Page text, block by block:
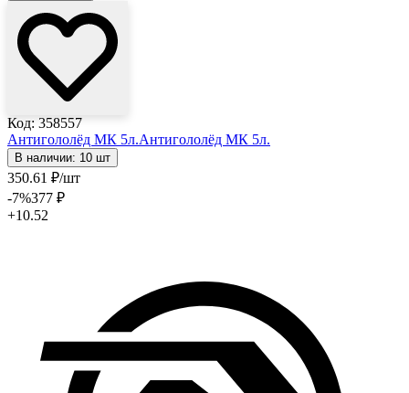
Код: 358557
Антигололёд МК 5л.Антигололёд МК 5л.
В наличии: 10 шт
350.61 ₽/шт
-7%377 ₽
+10.52